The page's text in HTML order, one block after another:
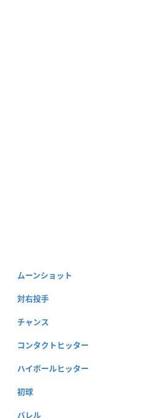
ムーンショット
対右投手
チャンス
コンタクトヒッター
ハイボールヒッター
初球
バレル